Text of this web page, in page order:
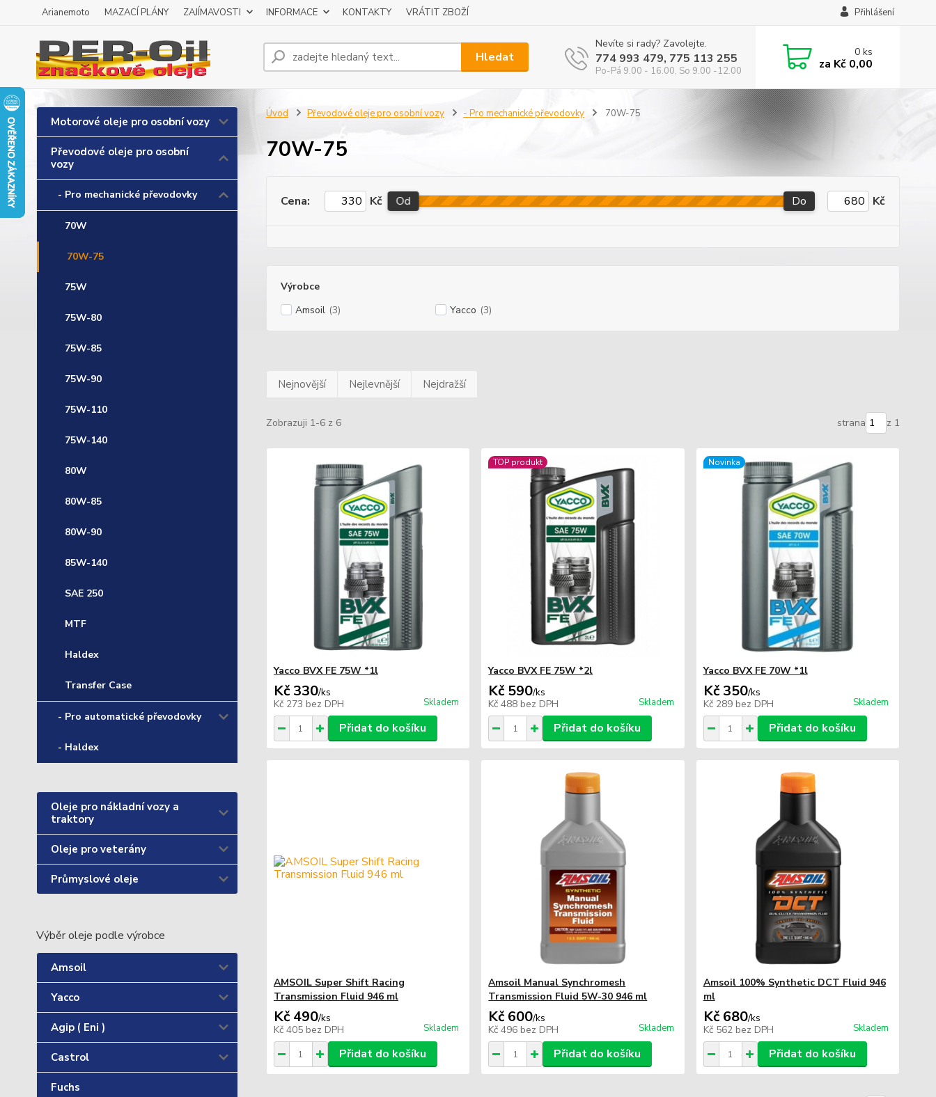
Arianemoto MAZACÍ PLÁNY ZAJÍMAVOSTI INFORMACE KONTAKTY VRÁTIT ZBOŽÍ Přihlášení
Hledat
Nevíte si rady? Zavolejte.
774 993 479, 775 113 255
Po-Pá 9.00 - 16.00, So 9.00 -12.00
0ks
za Kč 0,00
Motorové oleje pro osobní vozy
Převodové oleje pro osobní
vozy
- Pro mechanické převodovky
70W
70W-75
75W
75W-80
75W-85
75W-90
75W-110
75W-140
80W
80W-85
80W-90
85W-140
SAE 250
MTF
Haldex
Transfer Case
- Pro automatické převodovky
- Haldex
Oleje pro nákladní vozy a
traktory
Oleje pro veterány
Průmyslové oleje
Výběr oleje podle výrobce
Amsoil
Yacco
Agip ( Eni )
Castrol
Fuchs
Úvod Převodové oleje pro osobní vozy - Pro mechanické převodovky 70W-75
70W-75
Cena: Kč Od Do Kč
Výrobce
Amsoil (3) Yacco (3)
Nejnovější Nejlevnější Nejdražší
Zobrazuji 1-6 z 6 strana z 1
Yacco BVX FE 75W *1l
Kč 330/ks
Kč 273 bez DPH Skladem
Přidat do košíku
TOP produkt
Yacco BVX FE 75W *2l
Kč 590/ks
Kč 488 bez DPH Skladem
Přidat do košíku
Novinka
Yacco BVX FE 70W *1l
Kč 350/ks
Kč 289 bez DPH Skladem
Přidat do košíku
AMSOIL Super Shift Racing
Transmission Fluid 946 ml
Kč 490/ks
Kč 405 bez DPH Skladem
Přidat do košíku
Amsoil Manual Synchromesh
Transmission Fluid 5W-30 946 ml
Kč 600/ks
Kč 496 bez DPH Skladem
Přidat do košíku
Amsoil 100% Synthetic DCT Fluid 946
ml
Kč 680/ks
Kč 562 bez DPH Skladem
Přidat do košíku